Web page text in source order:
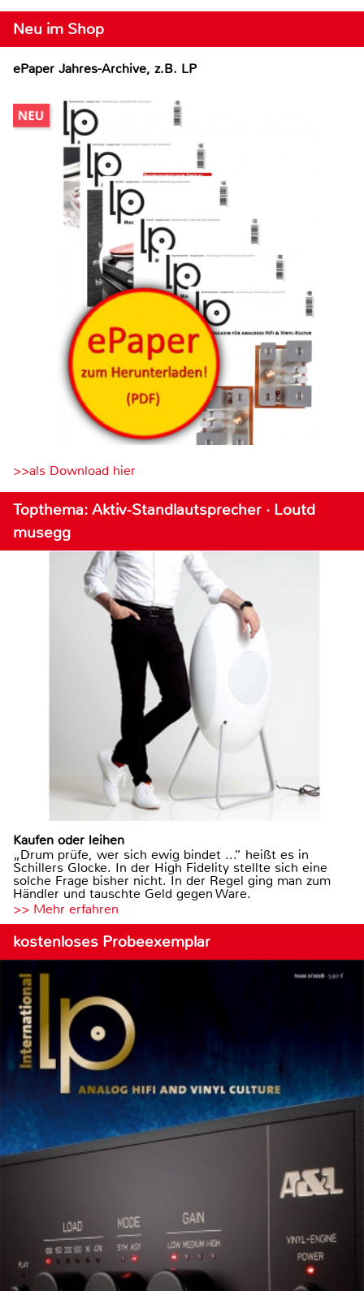
Neu im Shop
ePaper Jahres-Archive, z.B. LP
>>als Download hier
Topthema: Aktiv-Standlautsprecher · Loutd
musegg
Kaufen oder leihen
„Drum prüfe, wer sich ewig bindet ...“ heißt es in
Schillers Glocke. In der High Fidelity stellte sich eine
solche Frage bisher nicht. In der Regel ging man zum
Händler und tauschte Geld gegen Ware.
>> Mehr erfahren
kostenloses Probeexemplar